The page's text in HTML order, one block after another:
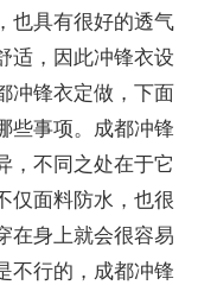
也具有很好的透气
适，因此冲锋衣设
冲锋衣定做，下面
事项。 成都冲锋
，不同之处在于它
仅面料防水，也很
在身上就会很容易
不行的，成都冲锋